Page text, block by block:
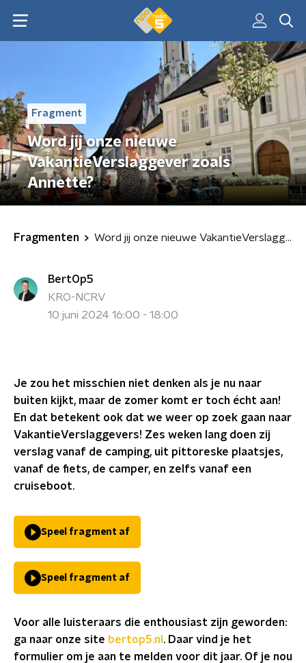
Fragment
Word jij onze nieuwe
VakantieVerslaggever zoals
Annette?
Fragmenten Word jij onze nieuwe VakantieVerslaggever zoals Annette?
BertOp5
KRO-NCRV
10 juni 2024 16:00 - 18:00
Je zou het misschien niet denken als je nu naar
buiten kijkt, maar de zomer komt er toch écht aan!
En dat betekent ook dat we weer op zoek gaan naar
VakantieVerslaggevers! Zes weken lang doen zij
verslag vanaf de camping, uit pittoreske plaatsjes,
vanaf de fiets, de camper, en zelfs vanaf een
cruiseboot.
Speel fragment af
Speel fragment af
Voor alle luisteraars die enthousiast zijn geworden:
ga naar onze site bertop5.nl . Daar vind je het
formulier om je aan te melden voor dit jaar. Of je nou